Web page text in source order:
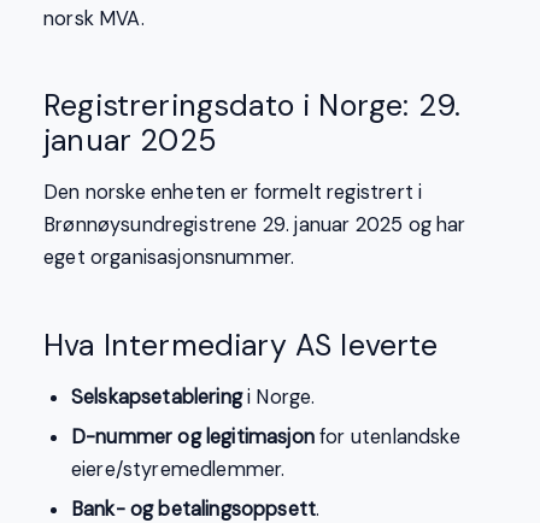
norsk MVA.
Registreringsdato i Norge: 29.
januar 2025
Den norske enheten er formelt registrert i
Brønnøysundregistrene 29. januar 2025 og har
eget organisasjonsnummer.
Hva Intermediary AS leverte
Selskapsetableringi Norge.
D-nummer og legitimasjonfor utenlandske
eiere/styremedlemmer.
Bank- og betalingsoppsett.